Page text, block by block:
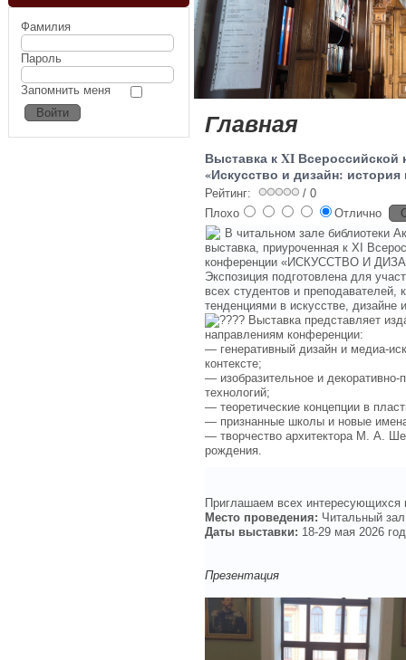
Фамилия
Пароль
Запомнить меня
Главная
Выставка к XI Всероссийской
«Искусство и дизайн: история
Рейтинг:
/ 0
Плохо
Отлично
В читальном зале библиотеки
выставка, приуроченная к XI
конференции «ИСКУССТВО И
Экспозиция подготовлена для
всех студентов и преподавателей,
тенденциями в искусстве, дизайне
Выставка представляет
направлениям конференции:
— генеративный дизайн и медиа-
контексте;
— изобразительное и декоративно-
технологий;
— теоретические концепции в
— признанные школы и новые
— творчество архитектора М. А.
рождения.
Приглашаем всех интересующихся
Место проведения: Читальный
Даты выставки: 18-29 мая 2026
Презентация